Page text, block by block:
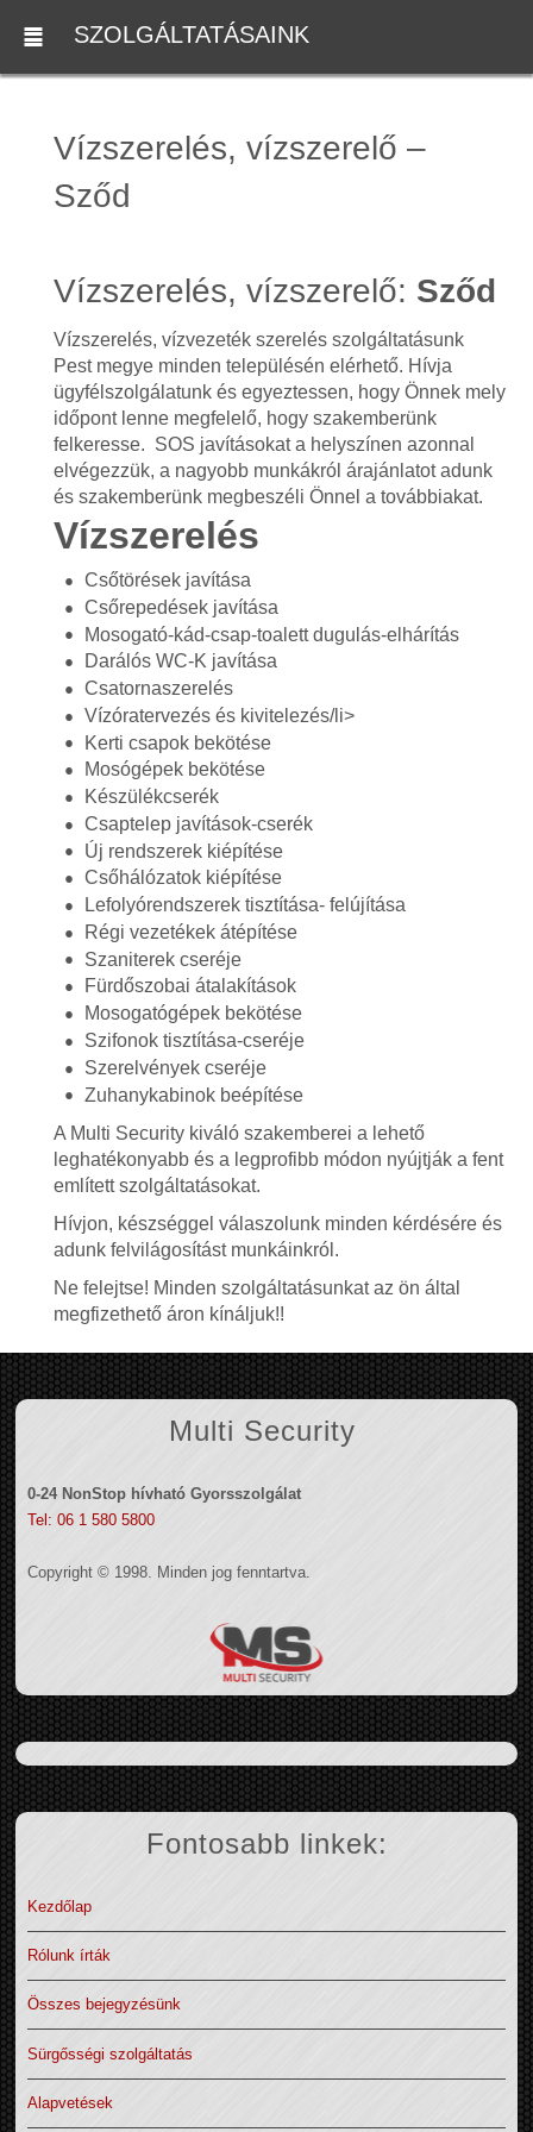
SZOLGÁLTATÁSAINK
Vízszerelés, vízszerelő –
Sződ
Vízszerelés, vízszerelő: Sződ
Vízszerelés, vízvezeték szerelés szolgáltatásunk
Pest megye minden településén elérhető. Hívja
ügyfélszolgálatunk és egyeztessen, hogy Önnek mely
időpont lenne megfelelő, hogy szakemberünk
felkeresse. SOS javításokat a helyszínen azonnal
elvégezzük, a nagyobb munkákról árajánlatot adunk
és szakemberünk megbeszéli Önnel a továbbiakat.
Vízszerelés
Csőtörések javítása
Csőrepedések javítása
Mosogató-kád-csap-toalett dugulás-elhárítás
Darálós WC-K javítása
Csatornaszerelés
Vízóratervezés és kivitelezés/li>
Kerti csapok bekötése
Mosógépek bekötése
Készülékcserék
Csaptelep javítások-cserék
Új rendszerek kiépítése
Csőhálózatok kiépítése
Lefolyórendszerek tisztítása- felújítása
Régi vezetékek átépítése
Szaniterek cseréje
Fürdőszobai átalakítások
Mosogatógépek bekötése
Szifonok tisztítása-cseréje
Szerelvények cseréje
Zuhanykabinok beépítése
A Multi Security kiváló szakemberei a lehető
leghatékonyabb és a legprofibb módon nyújtják a fent
említett szolgáltatásokat.
Hívjon, készséggel válaszolunk minden kérdésére és
adunk felvilágosítást munkáinkról.
Ne felejtse! Minden szolgáltatásunkat az ön által
megfizethető áron kínáljuk!!
Multi Security
0-24 NonStop hívható Gyorsszolgálat
Tel: 06 1 580 5800
Copyright © 1998. Minden jog fenntartva.
Fontosabb linkek:
Kezdőlap
Rólunk írták
Összes bejegyzésünk
Sürgősségi szolgáltatás
Alapvetések